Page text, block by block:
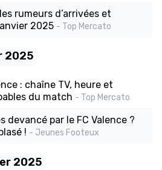
rumeurs d’arrivées et
2025 - Top Mercato
2025
: chaîne TV, heure et
du match - Top Mercato
devancé par le FC Valence ?
! - Jeunes Footeux
2025